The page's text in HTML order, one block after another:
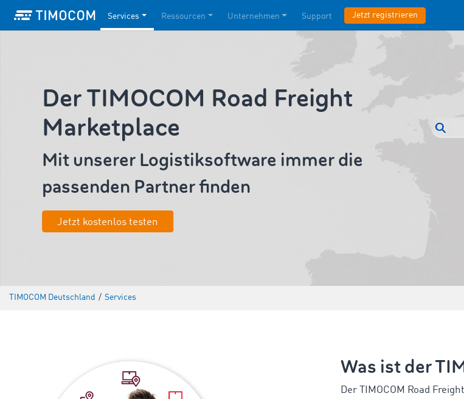
Services Ressourcen Unternehmen Support Jetzt registrieren
Der TIMOCOM Road Freight
Marketplace
Mit unserer Logistiksoftware immer die
passenden Partner finden
Jetzt kostenlos testen
TIMOCOM Deutschland / Services
Was ist der
Der TIMOCOM Road